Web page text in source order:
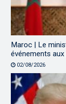
Maroc | Le
événements
02/08/2026